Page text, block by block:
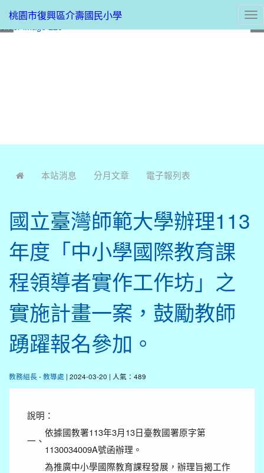
桃園市復興區介壽國民小學
本站消息 分月文章 電子報列表
國立臺灣師範大學辦理113
年度「中小學國際教育課
程領導者實作工作坊」之
實施計畫一案，鼓勵教師
踴躍報名參加。
教務組長 -教導處 | 2024-03-20 | 人氣：489
說明：
一、
依據國教署113年3月13日臺教國署原字第
1130034009A號函辦理。
為推廣中小學國際教育課程發展，辦理旨揭工作